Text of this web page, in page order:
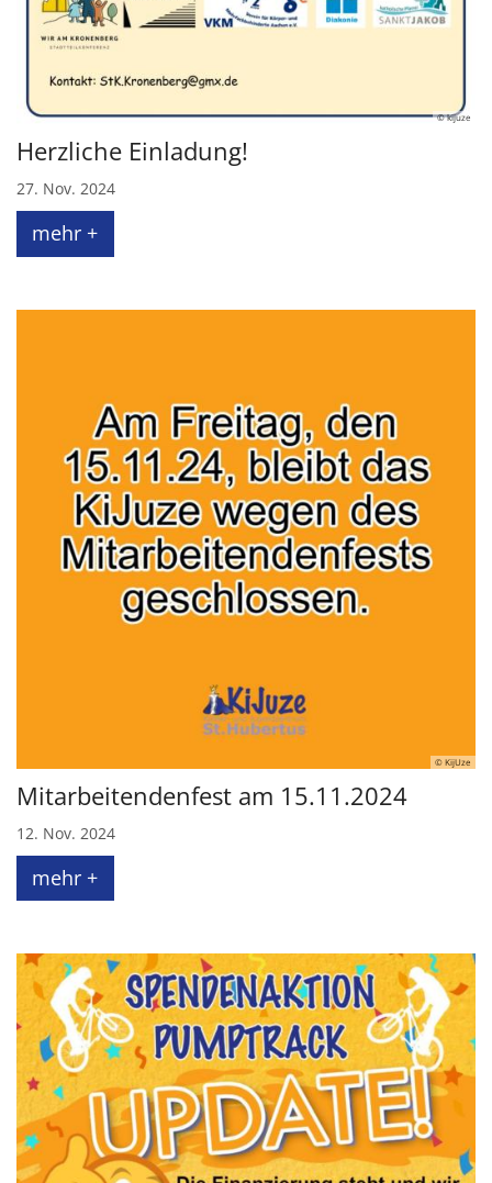
© kijuze
Herzliche Einladung!
27. Nov. 2024
mehr +
© KijUze
Mitarbeitendenfest am 15.11.2024
12. Nov. 2024
mehr +